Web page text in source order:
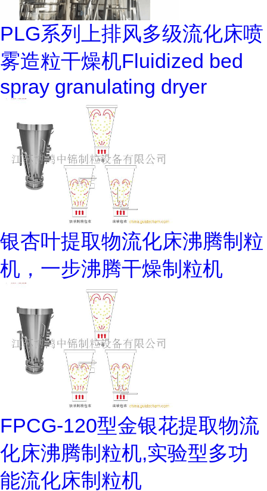
PLG系列上排风多级流化床喷
雾造粒干燥机Fluidized bed
spray granulating dryer
银杏叶提取物流化床沸腾制粒
机，一步沸腾干燥制粒机
FPCG-120型金银花提取物流
化床沸腾制粒机,实验型多功
能流化床制粒机